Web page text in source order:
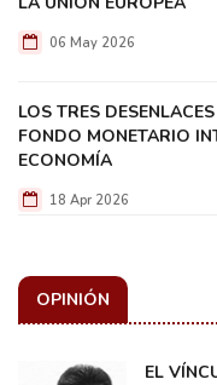
06 May 2026
LOS TRES
FONDO MONETARIO
ECONOMÍA
18 Apr 2026
OPINIÓN
EL